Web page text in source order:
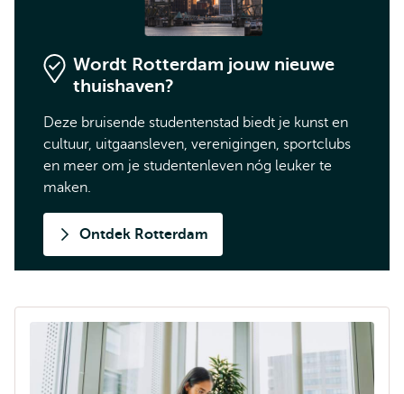
Wordt Rotterdam jouw nieuwe
thuishaven?
Deze bruisende studentenstad biedt je kunst en
cultuur, uitgaansleven, verenigingen, sportclubs
en meer om je studentenleven nóg leuker te
maken.
Ontdek Rotterdam